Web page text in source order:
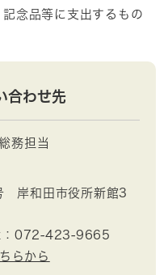
念品等に支出するもの
合わせ先
務担当
岸和田市役所新館3
：072-423-9665
らから